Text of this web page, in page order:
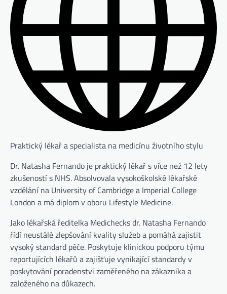
Praktický lékař a specialista na medicínu životního stylu
Dr. Natasha Fernando je praktický lékař s více než 12 lety
zkušeností s NHS. Absolvovala vysokoškolské lékařské
vzdělání na University of Cambridge a Imperial College
London a má diplom v oboru Lifestyle Medicine.
Jako lékařská ředitelka Medichecks dr. Natasha Fernando
řídí neustálé zlepšování kvality služeb a pomáhá zajistit
vysoký standard péče. Poskytuje klinickou podporu týmu
reportujících lékařů a zajišťuje vynikající standardy v
poskytování poradenství zaměřeného na zákazníka a
založeného na důkazech.